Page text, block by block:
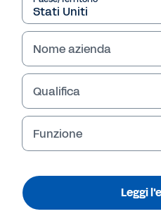
Nome azienda
Qualifica
Funzione
Leggi